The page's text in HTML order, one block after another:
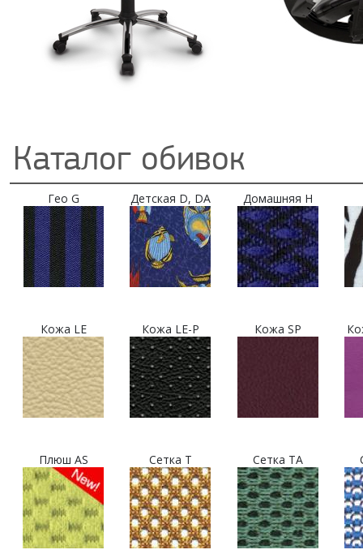
Каталог обивок
Гео G Детская D, DA Домашняя H
Кожа LE Кожа LE-P Кожа SP
Плюш AS Сетка T Сетка TA